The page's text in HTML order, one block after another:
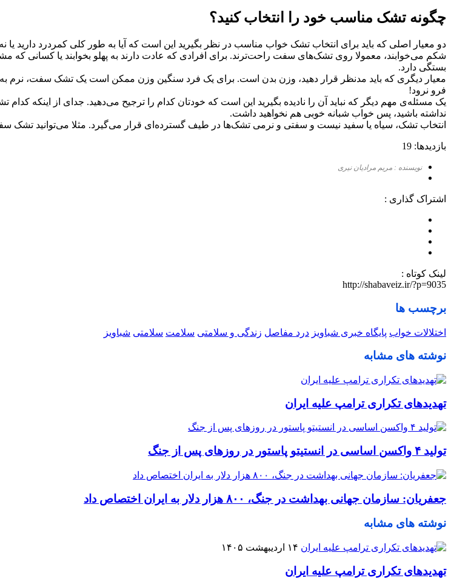
چگونه تشک مناسب خود را انتخاب کنید؟
دو معیار اصلی که باید برای انتخاب تشک خواب مناسب در نظر بگیرید این است که آیا به طور کلی کمردرد دارید
شکم می‌خوابند، معمولا روی تشک‌های سفت راحت‌ترند. برای افرادی که عادت دارند به پهلو بخوابند یا کسانی
بستگی دارد.
معیار دیگری که باید مدنظر قرار دهید، وزن بدن است. برای یک فرد سنگین وزن ممکن است یک تشک سفت،
فرو نرود!
یک مسئله‌ی مهم دیگر که نباید آن را نادیده بگیرید این است که خودتان کدام را ترجیح می‌دهید. جدای از
نداشته باشید، پس خواب شبانه خوبی هم نخواهید داشت.
انتخاب تشک، سیاه یا سفید نیست و سفتی و نرمی تشک‌ها در طیف گسترده‌ای قرار می‌گیرد. مثلا می‌توانید تشک
بازدیدها: 19
نویسنده : مریم مرادیان نیری
اشتراک گذاری :
لینک کوتاه :
http://shabaveiz.ir/?p=9035
برچسب ها
اختلالات خواب پایگاه خبری شباویز درد مفاصل زندگی و سلامتی سلامت سلامتی شباویز
نوشته های مشابه
تهدیدهای تکراری ترامپ علیه ایران
تولید ۴ واکسن اساسی در انستیتو پاستور در روزهای پس از جنگ
جعفریان: سازمان جهانی بهداشت در جنگ، ۸۰۰ هزار دلار به ایران اختصاص داد
نوشته های مشابه
۱۴ اردیبهشت ۱۴۰۵
تهدیدهای تکراری ترامپ علیه ایران